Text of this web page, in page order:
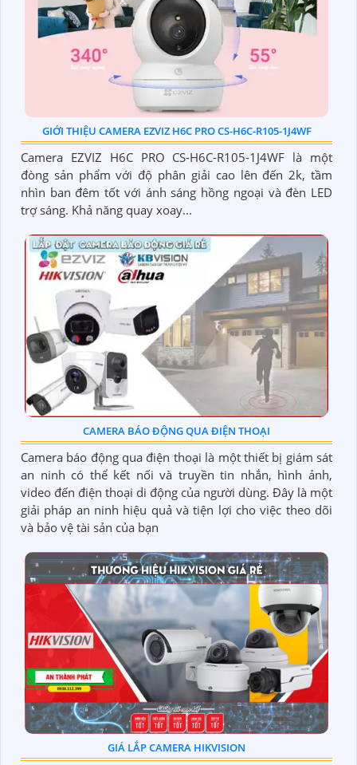
GIỚI THIỆU CAMERA EZVIZ H6C PRO CS-H6C-R105-1J4WF
Camera EZVIZ H6C PRO CS-H6C-R105-1J4WF là một
đòng sản phẩm với độ phân giải cao lên đến 2k, tầm
nhìn ban đêm tốt với ánh sáng hồng ngoại và đèn LED
trợ sáng. Khả năng quay xoay...
CAMERA BÁO ĐỘNG QUA ĐIỆN THOẠI
Camera báo động qua điện thoại là một thiết bị giám sát
an ninh có thể kết nối và truyền tin nhắn, hình ảnh,
video đến điện thoại di động của người dùng. Đây là một
giải pháp an ninh hiệu quả và tiện lợi cho việc theo dõi
và bảo vệ tài sản của bạn
GIÁ LẮP CAMERA HIKVISION